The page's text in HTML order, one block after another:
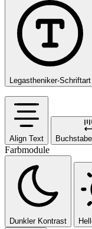
Legastheniker-Schriftart
Align Text
Farbmodule
Dunkler Kontrast